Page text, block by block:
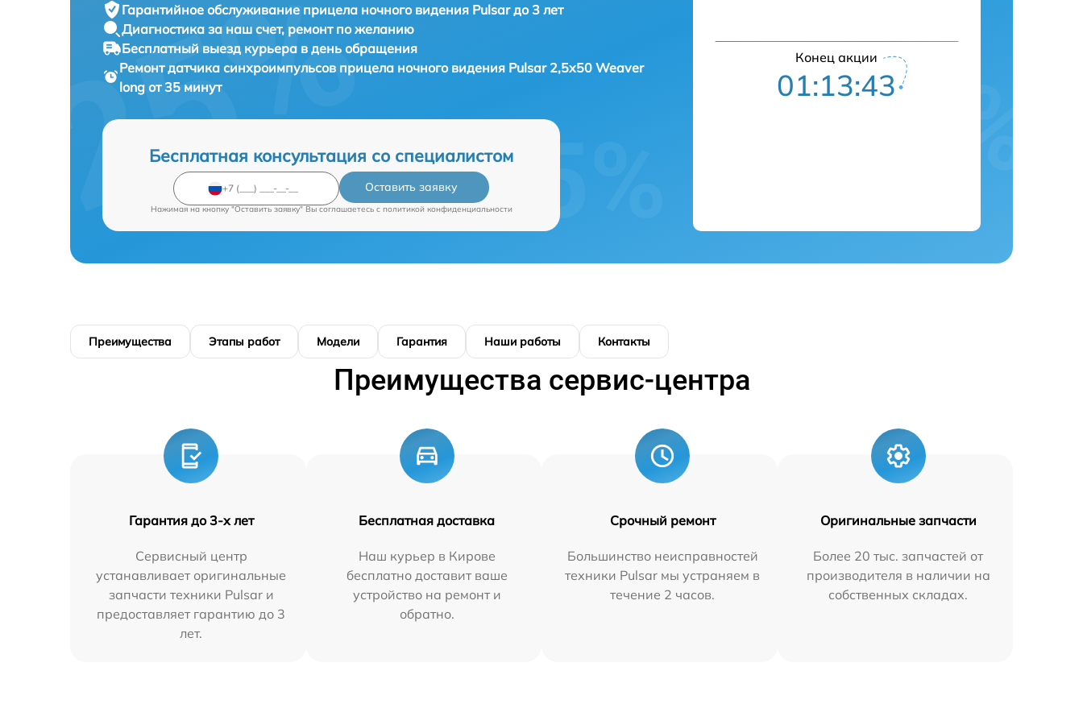
Гарантийное обслуживание прицела ночного видения Pulsar до 3 лет
Диагностика за наш счет, ремонт по желанию
Бесплатный выезд курьера в день обращения
Ремонт датчика синхроимпульсов прицела ночного видения Pulsar 2,5x50 Weaver
long от 35 минут
Бесплатная консультация со специалистом
Оставить заявку
Нажимая на кнопку "Оставить заявку" Вы соглашаетесь c политикой конфиденциальности
Конец акции
01:13:42
Преимущества Этапы работ Модели Гарантия Наши работы Контакты
Преимущества сервис-центра
Гарантия до 3-х лет
Сервисный центр
устанавливает оригинальные
запчасти техники Pulsar и
предоставляет гарантию до 3
лет.
Бесплатная доставка
Наш курьер в Кирове
бесплатно доставит ваше
устройство на ремонт и
обратно.
Срочный ремонт
Большинство неисправностей
техники Pulsar мы устраняем в
течение 2 часов.
Оригинальные запчасти
Более 20 тыс. запчастей от
производителя в наличии на
собственных складах.